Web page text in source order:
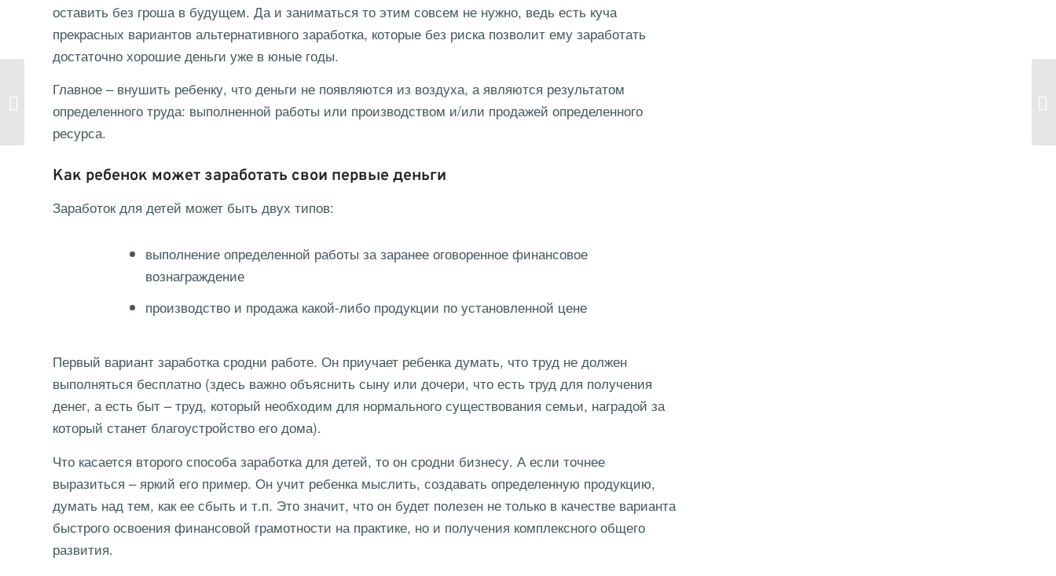
оставить без гроша в будущем. Да и заниматься то этим совсем не нужно, ведь есть куча
прекрасных вариантов альтернативного заработка, которые без риска позволит ему заработать
достаточно хорошие деньги уже в юные годы.
Главное – внушить ребенку, что деньги не появляются из воздуха, а являются результатом
определенного труда: выполненной работы или производством и/или продажей определенного
ресурса.
Как ребенок может заработать свои первые деньги
Заработок для детей может быть двух типов:
выполнение определенной работы за заранее оговоренное финансовое
вознаграждение
производство и продажа какой-либо продукции по установленной цене
Первый вариант заработка сродни работе. Он приучает ребенка думать, что труд не должен
выполняться бесплатно (здесь важно объяснить сыну или дочери, что есть труд для получения
денег, а есть быт – труд, который необходим для нормального существования семьи, наградой за
который станет благоустройство его дома).
Что касается второго способа заработка для детей, то он сродни бизнесу. А если точнее
выразиться – яркий его пример. Он учит ребенка мыслить, создавать определенную продукцию,
думать над тем, как ее сбыть и т.п. Это значит, что он будет полезен не только в качестве варианта
быстрого освоения финансовой грамотности на практике, но и получения комплексного общего
развития.
Уроки финансовой
грамотности в школе